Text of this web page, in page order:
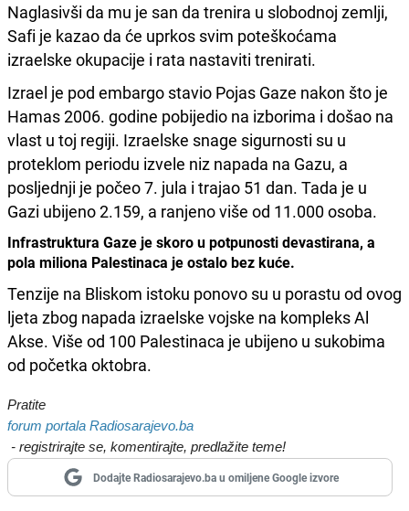
Naglasivši da mu je san da trenira u slobodnoj zemlji,
Safi je kazao da će uprkos svim poteškoćama
izraelske okupacije i rata nastaviti trenirati.
Izrael je pod embargo stavio Pojas Gaze nakon što je
Hamas 2006. godine pobijedio na izborima i došao na
vlast u toj regiji. Izraelske snage sigurnosti su u
proteklom periodu izvele niz napada na Gazu, a
posljednji je počeo 7. jula i trajao 51 dan. Tada je u
Gazi ubijeno 2.159, a ranjeno više od 11.000 osoba.
Infrastruktura Gaze je skoro u potpunosti devastirana, a
pola miliona Palestinaca je ostalo bez kuće.
Tenzije na Bliskom istoku ponovo su u porastu od ovog
ljeta zbog napada izraelske vojske na kompleks Al
Akse. Više od 100 Palestinaca je ubijeno u sukobima
od početka oktobra.
Pratite
forum portala Radiosarajevo.ba
- registrirajte se, komentirajte, predlažite teme!
Dodajte Radiosarajevo.ba u omiljene Google izvore